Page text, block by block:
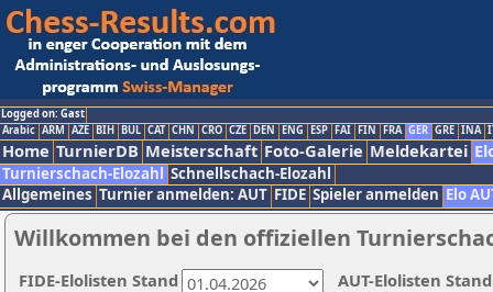
Logged on: Gast
Arabic ARM AZE BIH BUL CAT CHN CRO CZE DEN ENG ESP FAI FIN FRA GER GRE INA
Home TurnierDB Meisterschaft Foto-Galerie Meldekartei
Turnierschach-Elozahl Schnellschach-Elozahl
Allgemeines Turnier anmelden: AUT FIDE Spieler anmelden Elo
Willkommen bei den offiziellen
AUT-Elolisten
FIDE-Elolisten Stand